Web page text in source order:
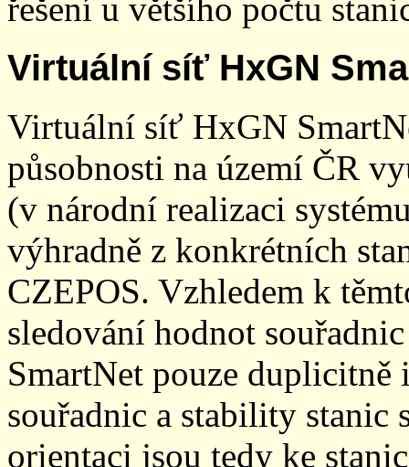
řešení u většího počtu
Virtuální síť HxGN
Virtuální síť HxGN
působnosti na území ČR
(v národní realizaci
výhradně z konkrétních
CZEPOS. Vzhledem k
sledování hodnot
SmartNet pouze
souřadnic a stability stanic
orientaci jsou tedy ke